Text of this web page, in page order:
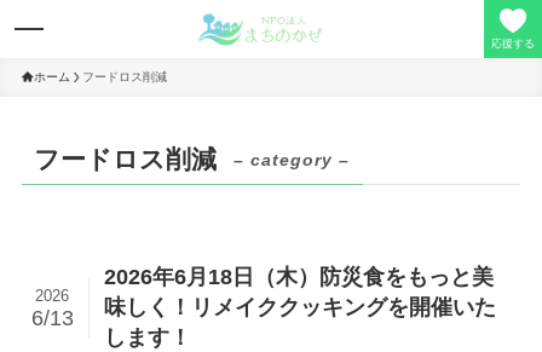
理事長の想い
寄付/会員募集
応援する
ホーム フードロス削減
フードロス削減 – category –
2026年6月18日（木）防災食をもっと美
味しく！リメイククッキングを開催いた
します！
2026
6/13